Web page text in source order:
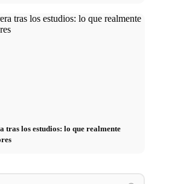
tras los estudios: lo que realmente